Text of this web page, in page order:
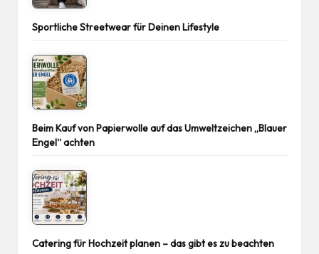
Sportliche Streetwear für Deinen Lifestyle
Beim Kauf von Papierwolle auf das Umweltzeichen „Blauer
Engel“ achten
Catering für Hochzeit planen – das gibt es zu beachten